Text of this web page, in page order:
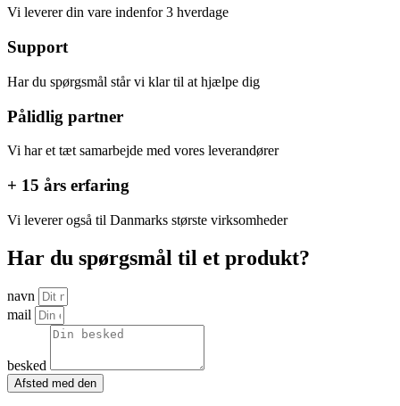
Vi leverer din vare indenfor 3 hverdage
Support
Har du spørgsmål står vi klar til at hjælpe dig
Pålidlig partner
Vi har et tæt samarbejde med vores leverandører
+ 15 års erfaring
Vi leverer også til Danmarks største virksomheder
Har du spørgsmål til et produkt?
navn
mail
besked
Afsted med den